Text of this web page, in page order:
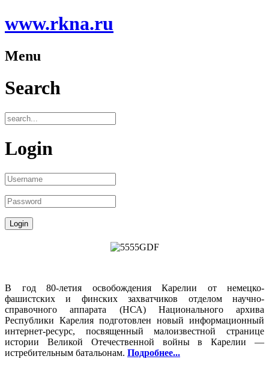
www.rkna.ru
Menu
Search
Login
В год 80-летия освобождения Карелии от немецко-
фашистских и финских захватчиков отделом научно-
справочного аппарата (НСА) Национального архива
Республики Карелия подготовлен новый информационный
интернет-ресурс, посвященный малоизвестной странице
истории Великой Отечественной войны в Карелии —
истребительным батальонам. Подробнее...